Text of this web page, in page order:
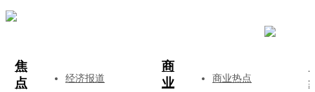
焦
点
经济报道
商
业
商业热点